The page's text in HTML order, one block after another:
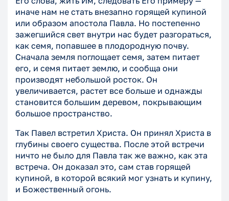
иначе нам не стать внезапно горящей купиной
или образом апостола Павла. Но постепенно
зажегшийся свет внутри нас будет разгораться,
как семя, попавшее в плодородную почву.
Сначала земля поглощает семя, затем питает
его, и семя питает землю, и сообща они
производят небольшой росток. Он
увеличивается, растет все больше и однажды
становится большим деревом, покрывающим
большое пространство.
Так Павел встретил Христа. Он принял Христа в
глубины своего существа. После этой встречи
ничто не было для Павла так же важно, как эта
встреча. Он доказал это, сам став горящей
купиной, в которой всякий мог узнать и купину,
и Божественный огонь.